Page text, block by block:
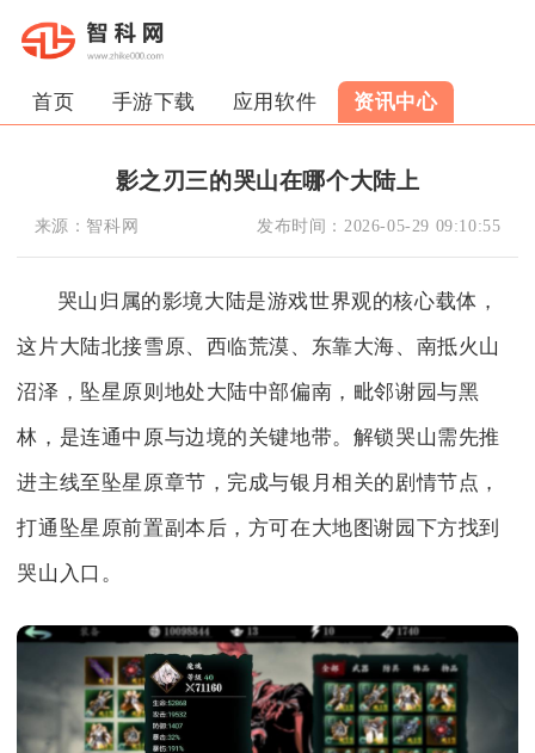
首页 手游下载 应用软件 资讯中心
影之刃三的哭山在哪个大陆上
来源： 智科网 发布时间： 2026-05-29 09:10:55
哭山归属的影境大陆是游戏世界观的核心载体，
这片大陆北接雪原、西临荒漠、东靠大海、南抵火山
沼泽，坠星原则地处大陆中部偏南，毗邻谢园与黑
林，是连通中原与边境的关键地带。解锁哭山需先推
进主线至坠星原章节，完成与银月相关的剧情节点，
打通坠星原前置副本后，方可在大地图谢园下方找到
哭山入口。